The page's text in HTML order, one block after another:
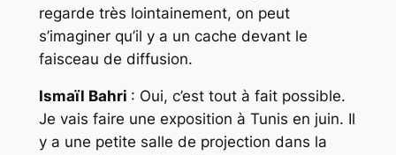
regarde très lointainement, on peut
s’imaginer qu’il y a un cache devant le
faisceau de diffusion.
Ismaïl Bahri : Oui, c’est tout à fait possible.
Je vais faire une exposition à Tunis en juin. Il
y a une petite salle de projection dans la